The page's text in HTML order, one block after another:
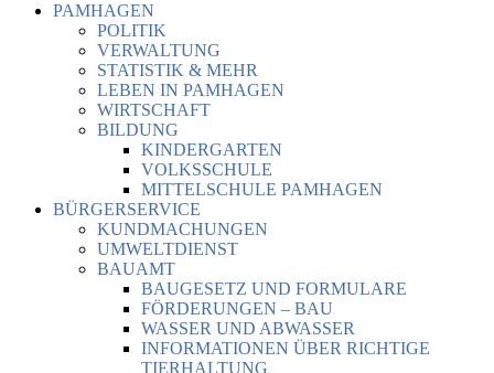
PAMHAGEN
POLITIK
VERWALTUNG
STATISTIK & MEHR
LEBEN IN PAMHAGEN
WIRTSCHAFT
BILDUNG
KINDERGARTEN
VOLKSSCHULE
MITTELSCHULE PAMHAGEN
BÜRGERSERVICE
KUNDMACHUNGEN
UMWELTDIENST
BAUAMT
BAUGESETZ UND FORMULARE
FÖRDERUNGEN – BAU
WASSER UND ABWASSER
INFORMATIONEN ÜBER RICHTIGE
TIERHALTUNG